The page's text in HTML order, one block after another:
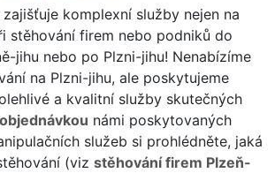
komplexní služby nejen na
stěhování firem nebo podniků do
jihu nebo po Plzni-jihu! Nenabízíme
na Plzni-jihu, ale poskytujeme
a kvalitní služby skutečných
objednávkou námi poskytovaných
služeb si prohlédněte, jaká
(viz stěhování firem Plzeň-